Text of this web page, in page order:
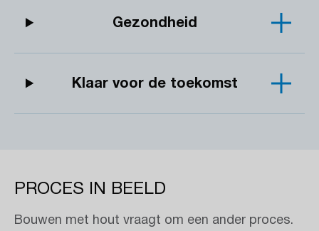
Gezondheid
Klaar voor de toekomst
PROCES IN BEELD
Bouwen met hout vraagt om een ander proces.